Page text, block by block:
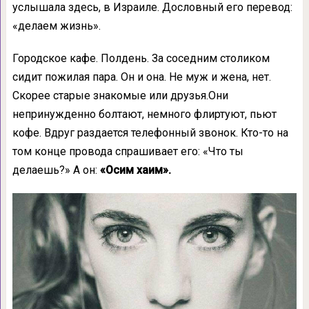
услышала здесь, в Израиле. Дословный его перевод:
«делаем жизнь».
Городское кафе. Полдень. За соседним столиком
сидит пожилая пара. Он и она. Не муж и жена, нет.
Скорее старые знакомые или друзья.Они
непринужденно болтают, немного флиртуют, пьют
кофе. Вдруг раздается телефонный звонок. Кто-то на
том конце провода спрашивает его: «Что ты
делаешь?» А он: «Осим хаим».